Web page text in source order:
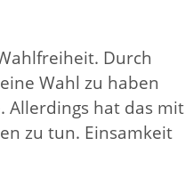
Durch
Wahl zu haben
Allerdings hat das mit
zu tun. Einsamkeit